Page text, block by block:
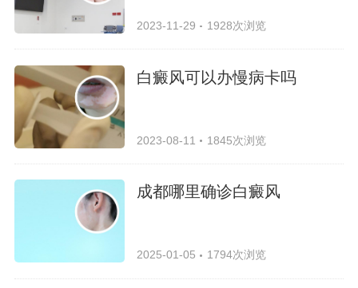
2023-11-29 1928次浏览
白癜风可以办慢病卡吗
2023-08-11 1845次浏览
成都哪里确诊白癜风
2025-01-05 1794次浏览